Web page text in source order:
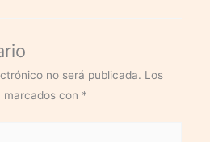
no será publicada. Los
marcados con *